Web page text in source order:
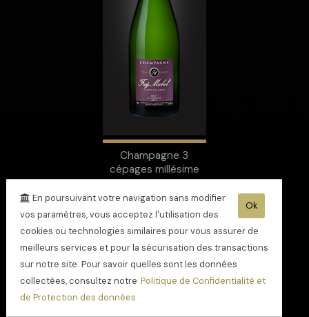
Champagne 3
cépages millésime
2019
Ok
En poursuivant votre navigation sans modifier
vos paramètres, vous acceptez l'utilisation des
cookies ou technologies similaires pour vous assurer de
meilleurs services et pour la sécurisation des transactions
sur notre site. Pour savoir quelles sont les données
collectées, consultez notre Politique de Confidentialité et
de Protection des données